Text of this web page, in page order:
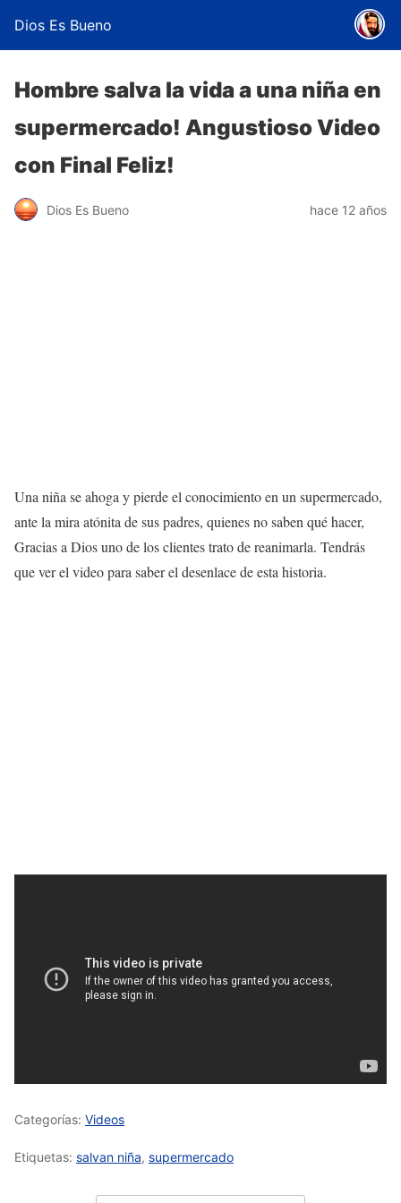
Dios Es Bueno
Hombre salva la vida a una niña en
supermercado! Angustioso Video
con Final Feliz!
Dios Es Bueno hace 12 años
Una niña se ahoga y pierde el conocimiento en un supermercado,
ante la mira atónita de sus padres, quienes no saben qué hacer,
Gracias a Dios uno de los clientes trato de reanimarla. Tendrás
que ver el video para saber el desenlace de esta historia.
Categorías: Videos
Etiquetas: salvan niña, supermercado